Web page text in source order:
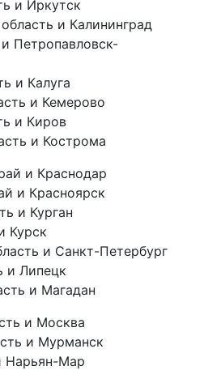
и Иркутск
и Калининград
Петропавловск-
и Калуга
и Кемерово
и Киров
и Кострома
и Краснодар
и Красноярск
и Курган
Курск
и Санкт-Петербург
и Липецк
и Магадан
и Москва
и Мурманск
Нарьян-Мар